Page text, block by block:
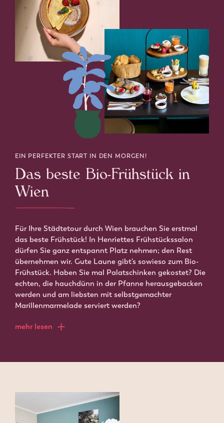
EIN PERFEKTER START IN DEN MORGEN!
Das beste Bio-Frühstück in
Wien
Für Ihre Städtetour durch Wien brauchen Sie erstmal
das beste Frühstück! In Henriettes Frühstückssalon
dürfen Sie ganz entspannt Platz nehmen; den Rest
übernehmen wir. Gute Laune gibt’s sowieso zum Bio-
Frühstück. Haben Sie mal Palatschinken gekostet? Die
echten, die hauchdünn in der Pfanne herausgebacken
werden und am liebsten mit selbstgemachter
Marillenmarmelade serviert werden?
mehr lesen